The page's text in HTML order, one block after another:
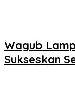
Wagub
Sukseskan